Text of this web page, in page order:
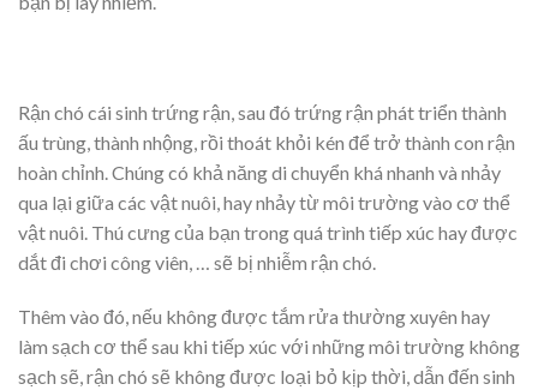
Rận chó cái sinh trứng rận, sau đó trứng rận phát triển thành
ấu trùng, thành nhộng, rồi thoát khỏi kén để trở thành con rận
hoàn chỉnh. Chúng có khả năng di chuyển khá nhanh và nhảy
qua lại giữa các vật nuôi, hay nhảy từ môi trường vào cơ thể
vật nuôi. Thú cưng của bạn trong quá trình tiếp xúc hay được
dắt đi chơi công viên, … sẽ bị nhiễm rận chó.
Thêm vào đó, nếu không được tắm rửa thường xuyên hay
làm sạch cơ thể sau khi tiếp xúc với những môi trường không
sạch sẽ, rận chó sẽ không được loại bỏ kịp thời, dẫn đến sinh